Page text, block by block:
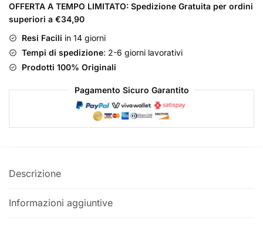
Donna
quantità
OFFERTA A TEMPO LIMITATO: Spedizione Gratuita per ordini
superiori a €34,90
Resi Facili in 14 giorni
Tempi di spedizione: 2-6 giorni lavorativi
Prodotti 100% Originali
Pagamento Sicuro Garantito
Descrizione
Informazioni aggiuntive